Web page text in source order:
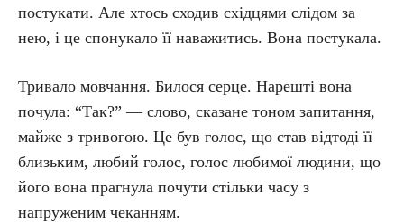
постукати. Але хтось сходив східцями слідом за
нею, і це спонукало її наважитись. Вона постукала.
Тривало мовчання. Билося серце. Нарешті вона
почула: “Так?” — слово, сказане тоном запитання,
майже з тривогою. Це був голос, що став відтоді її
близьким, любий голос, голос любимої людини, що
його вона прагнула почути стільки часу з
напруженим чеканням.